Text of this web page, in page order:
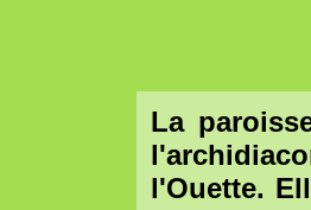
La
l'Ouette.